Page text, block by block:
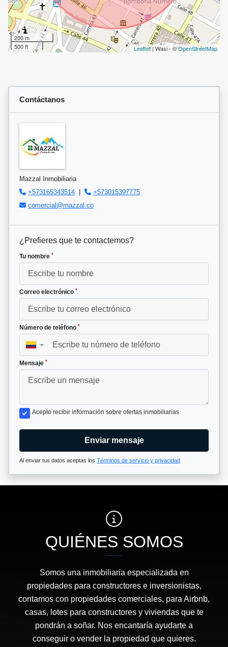
200 m
500 ft
Leaflet| Wasi - ©OpenStreetMap
Contáctanos
Mazzal Inmobiliaria
+573165343514
+573015397775
comercial@mazzal.co
¿Prefieres que te contactemos?
Tu nombre *
Correo electrónico *
Número de teléfono *
▼
Mensaje *
Acepto recibir información sobre ofertas inmobiliarias
Enviar mensaje
Al enviar tus datos aceptas los Términos de servicio y privacidad
QUIÉNES SOMOS
Somos una inmobiliaria especializada en
propiedades para constructores e inversionistas,
contamos con propiedades comerciales, para Airbnb,
casas, lotes para constructores y viviendas que te
pondrán a soñar. Nos encantaría ayudarte a
conseguir o vender la propiedad que quieres.